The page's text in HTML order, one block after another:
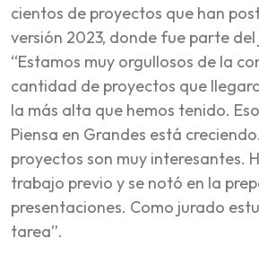
cientos de proyectos que han
versión 2023, donde fue parte
“Estamos muy orgullosos de la
cantidad de proyectos que
la más alta que hemos tenido.
Piensa en Grandes está
proyectos son muy interesantes.
trabajo previo y se notó en la
presentaciones. Como jurado
tarea”.